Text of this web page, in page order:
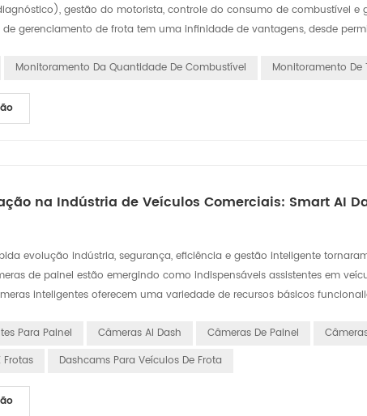
gestão do motorista, controle do consumo de combustível e
de gerenciamento de frota tem uma infinidade de vantagens, desde
Monitoramento Da Quantidade De Combustível Monitoramento De
na Indústria de Veículos Comerciais: Smart AI
evolução indústria, segurança, eficiência e gestão inteligente
de painel estão emergindo como indispensáveis assistentes em
inteligentes oferecem uma variedade de recursos básicos
Para Painel Câmeras AI Dash Câmeras De Painel
Frotas
Dashcams Para Veículos De Frota